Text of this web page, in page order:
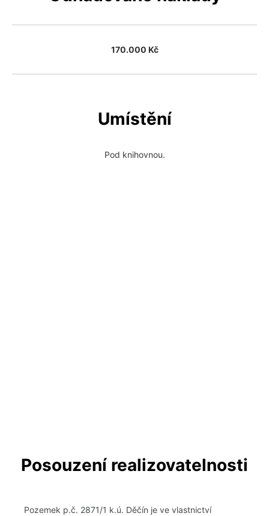
170.000 Kč
Umístění
Pod knihovnou.
Posouzení realizovatelnosti
Pozemek p.č. 2871/1 k.ú. Děčín je ve vlastnictví